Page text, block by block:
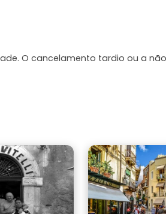
O cancelamento tardio ou a